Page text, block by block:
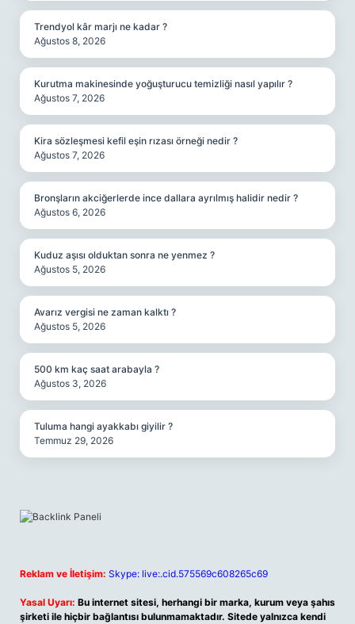
Trendyol kâr marjı ne kadar ?
Ağustos 8, 2026
Kurutma makinesinde yoğuşturucu temizliği nasıl yapılır ?
Ağustos 7, 2026
Kira sözleşmesi kefil eşin rızası örneği nedir ?
Ağustos 7, 2026
Bronşların akciğerlerde ince dallara ayrılmış halidir nedir ?
Ağustos 6, 2026
Kuduz aşısı olduktan sonra ne yenmez ?
Ağustos 5, 2026
Avarız vergisi ne zaman kalktı ?
Ağustos 5, 2026
500 km kaç saat arabayla ?
Ağustos 3, 2026
Tuluma hangi ayakkabı giyilir ?
Temmuz 29, 2026
Reklam ve İletişim: Skype: live:.cid.575569c608265c69
Yasal Uyarı: Bu internet sitesi, herhangi bir marka, kurum veya şahıs
şirketi ile hiçbir bağlantısı bulunmamaktadır. Sitede yalnızca kendi